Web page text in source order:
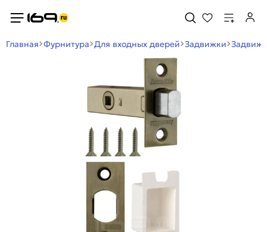
Главная Фурнитура Для входных дверей Задвижки